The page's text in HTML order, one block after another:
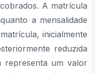
A matrícula
a mensalidade
inicialmente
reduzida
representa um valor